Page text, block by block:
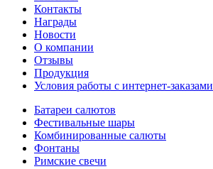
Контакты
Награды
Новости
О компании
Отзывы
Продукция
Условия работы с интернет-заказами
Батареи салютов
Фестивальные шары
Комбинированные салюты
Фонтаны
Римские свечи